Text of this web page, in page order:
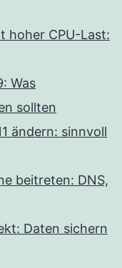
hoher CPU-Last:
Was
sollten
ändern: sinnvoll
beitreten: DNS,
Daten sichern